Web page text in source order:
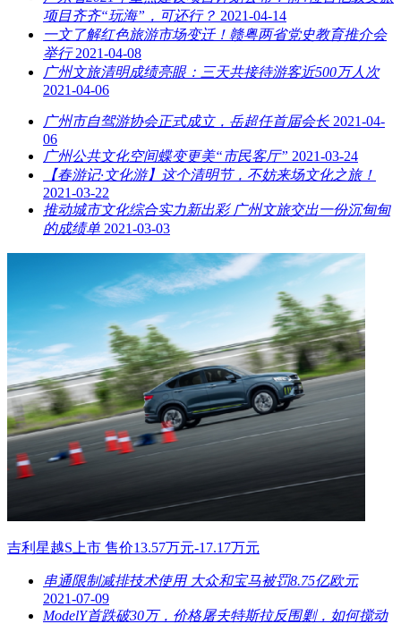
项目齐齐“玩海”，可还行？ 2021-04-14
一文了解红色旅游市场变迁！赣粤两省党史教育推介会
举行 2021-04-08
广州文旅清明成绩亮眼：三天共接待游客近500万人次
2021-04-06
广州市自驾游协会正式成立，岳超任首届会长 2021-04-
06
广州公共文化空间蝶变更美“市民客厅” 2021-03-24
【春游记·文化游】这个清明节，不妨来场文化之旅！
2021-03-22
推动城市文化综合实力新出彩 广州文旅交出一份沉甸甸
的成绩单 2021-03-03
吉利星越S上市 售价13.57万元-17.17万元
串通限制减排技术使用 大众和宝马被罚8.75亿欧元
2021-07-09
ModelY首跌破30万，价格屠夫特斯拉反围剿，如何搅动